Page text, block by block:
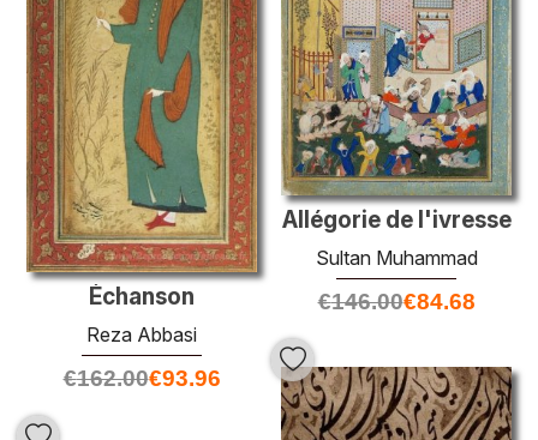
Allégorie de l'ivresse
Sultan Muhammad
€146.00€84.68
Échanson
Reza Abbasi
€162.00€93.96